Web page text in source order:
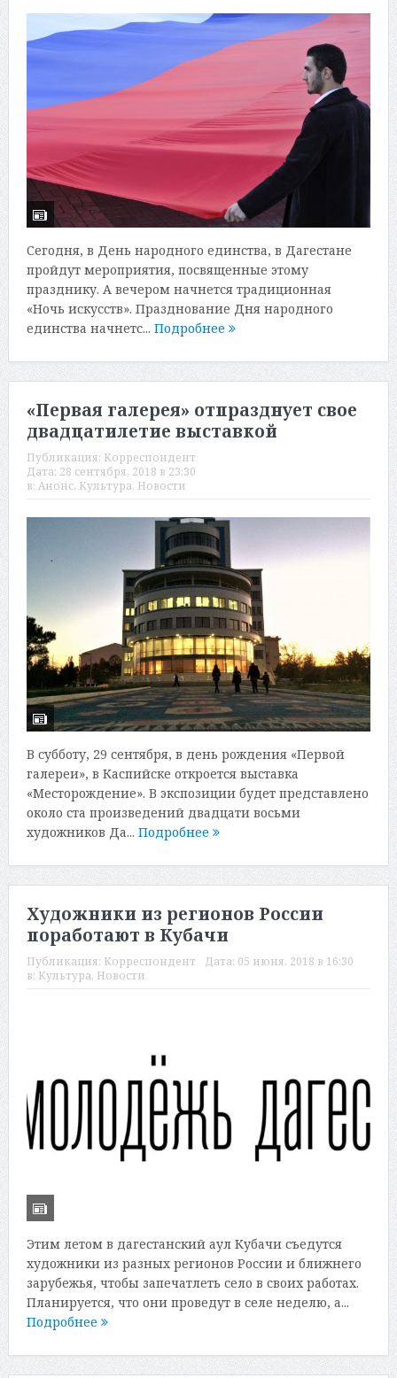
Сегодня, в День народного единства, в Дагестане
пройдут мероприятия, посвященные этому
празднику. А вечером начнется традиционная
«Ночь искусств». Празднование Дня народного
единства начнетс... Подробнее
«Первая галерея» отпразднует свое
двадцатилетие выставкой
Публикация: Корреспондент
Дата: 28 сентября, 2018 в 23:30
в: Анонс, Культура, Новости
В субботу, 29 сентября, в день рождения «Первой
галереи», в Каспийске откроется выставка
«Месторождение». В экспозиции будет представлено
около ста произведений двадцати восьми
художников Да... Подробнее
Художники из регионов России
поработают в Кубачи
Публикация: Корреспондент Дата: 05 июня, 2018 в 16:30
в: Культура, Новости
Этим летом в дагестанский аул Кубачи съедутся
художники из разных регионов России и ближнего
зарубежья, чтобы запечатлеть село в своих работах.
Планируется, что они проведут в селе неделю, а...
Подробнее